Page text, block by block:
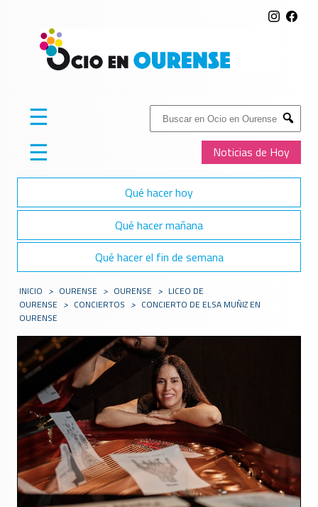
Buscar:
Submit
Noticias de Hoy
☰
☰
Qué hacer hoy
Qué hacer mañana
Qué hacer el fin de semana
INICIO > OURENSE > OURENSE > LICEO DE
OURENSE > CONCIERTOS > CONCIERTO DE ELSA MUÑIZ EN
OURENSE